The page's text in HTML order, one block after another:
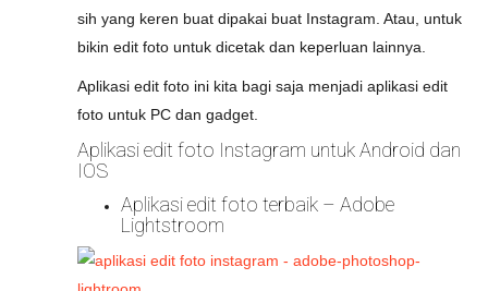
sih yang keren buat dipakai buat Instagram. Atau, untuk
bikin edit foto untuk dicetak dan keperluan lainnya.
Aplikasi edit foto ini kita bagi saja menjadi aplikasi edit
foto untuk PC dan gadget.
Aplikasi edit foto Instagram untuk Android dan
IOS
Aplikasi edit foto terbaik – Adobe
Lightstroom